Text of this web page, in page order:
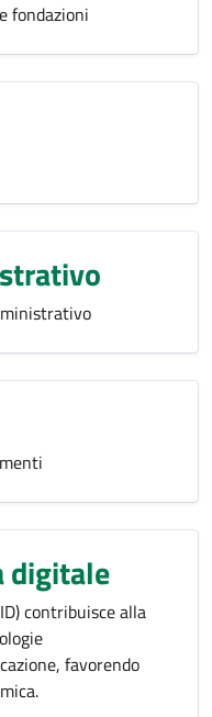
fondazioni
digitale
contribuisce alla
favorendo